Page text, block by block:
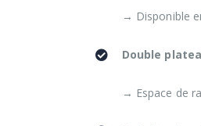
→ Disponible
Double
→ Espace de